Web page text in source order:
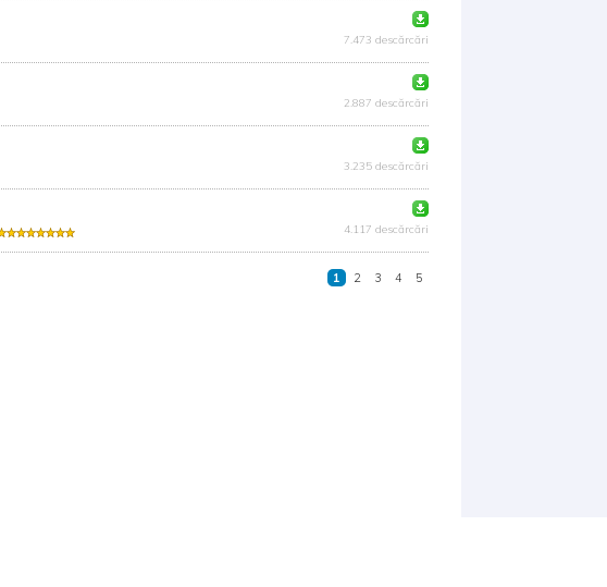
7.473 descărcări
2.887 descărcări
3.235 descărcări
4.117 descărcări
1 2 3 4 5